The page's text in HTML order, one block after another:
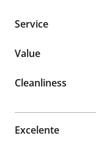
Service
Value
Cleanliness
Excelente
17 reviews